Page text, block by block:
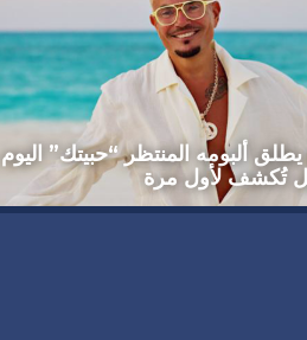
ألبومه المنتظر “حبيتك” اليوم
تُكشف لأول مرة